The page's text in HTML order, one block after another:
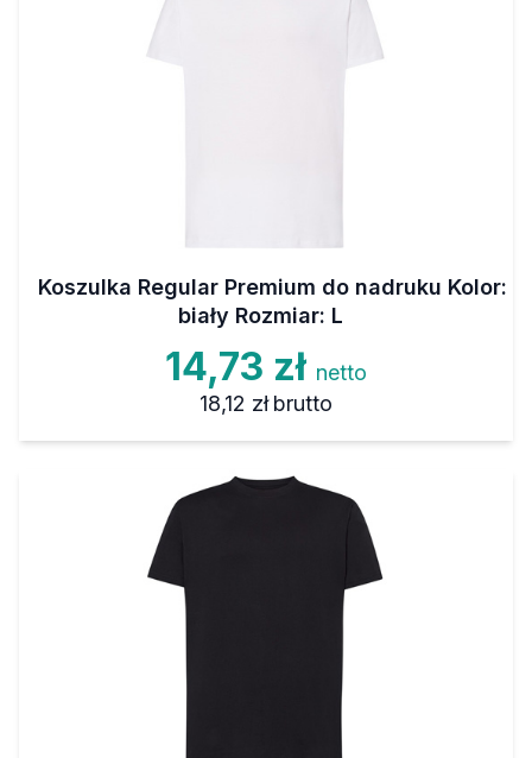
Koszulka Regular Premium do nadruku Kolor:
biały Rozmiar: L
14,73 zł netto
18,12 zł brutto